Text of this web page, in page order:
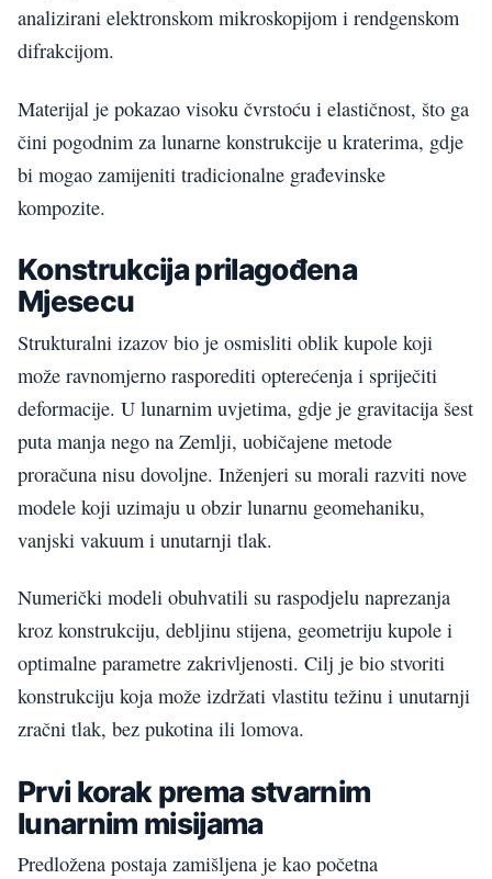
analizirani elektronskom mikroskopijom i rendgenskom
difrakcijom.
Materijal je pokazao visoku čvrstoću i elastičnost, što ga
čini pogodnim za lunarne konstrukcije u kraterima, gdje
bi mogao zamijeniti tradicionalne građevinske
kompozite.
Konstrukcija prilagođena
Mjesecu
Strukturalni izazov bio je osmisliti oblik kupole koji
može ravnomjerno rasporediti opterećenja i spriječiti
deformacije. U lunarnim uvjetima, gdje je gravitacija šest
puta manja nego na Zemlji, uobičajene metode
proračuna nisu dovoljne. Inženjeri su morali razviti nove
modele koji uzimaju u obzir lunarnu geomehaniku,
vanjski vakuum i unutarnji tlak.
Numerički modeli obuhvatili su raspodjelu naprezanja
kroz konstrukciju, debljinu stijena, geometriju kupole i
optimalne parametre zakrivljenosti. Cilj je bio stvoriti
konstrukciju koja može izdržati vlastitu težinu i unutarnji
zračni tlak, bez pukotina ili lomova.
Prvi korak prema stvarnim
lunarnim misijama
Predložena postaja zamišljena je kao početna